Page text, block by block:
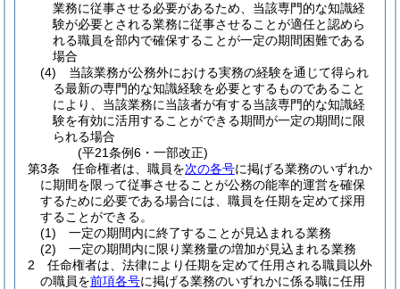
業務に従事させる必要があるため、当該専門的な知識経
験が必要とされる業務に従事させることが適任と認めら
れる職員を部内で確保することが一定の期間困難である
場合
(4)
当該業務が公務外における実務の経験を通じて得られ
る最新の専門的な知識経験を必要とするものであること
により、当該業務に当該者が有する当該専門的な知識経
験を有効に活用することができる期間が一定の期間に限
られる場合
(平21条例6・一部改正)
第3条
任命権者は、職員を次の各号に掲げる業務のいずれか
に期間を限って従事させることが公務の能率的運営を確保
するために必要である場合には、職員を任期を定めて採用
することができる。
(1)
一定の期間内に終了することが見込まれる業務
(2)
一定の期間内に限り業務量の増加が見込まれる業務
2
任命権者は、法律により任期を定めて任用される職員以外
の職員を前項各号に掲げる業務のいずれかに係る職に任用